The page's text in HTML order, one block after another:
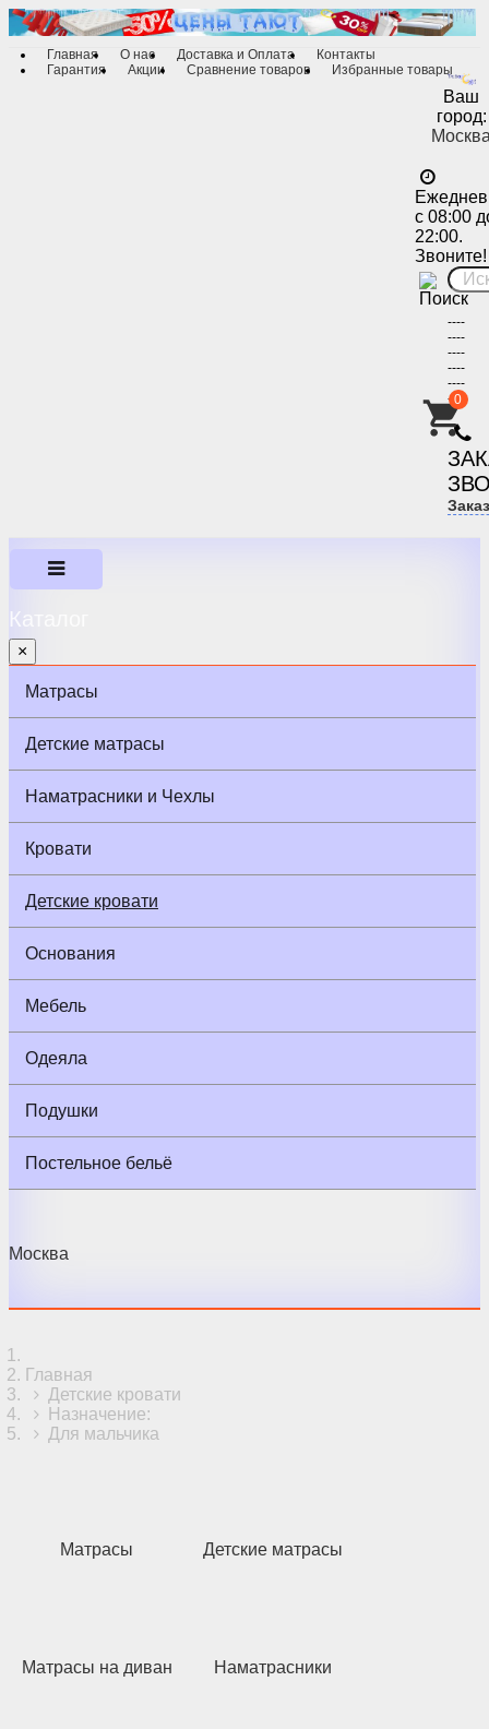
Главная О нас Доставка и Оплата
Контакты
Гарантия
Акции Сравнение товаров Избранные товары
Ваш
город:
с 08:00
22:00.
Звоните!
----
----
----
----
----
----
0
Каталог
×
Матрасы
Детские матрасы
Наматрасники и Чехлы
Кровати
Детские кровати
Основания
Мебель
Одеяла
Подушки
Постельное бельё
Москва
Главная
Детские кровати
Назначение:
Для мальчика
Матрасы Детские матрасы
Матрасы на диван Наматрасники